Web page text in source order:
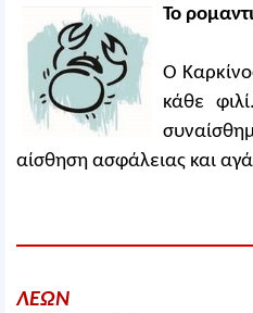
Το
Ο
κάθε
αίσθηση ασφάλειας και
ΛΕΩΝ